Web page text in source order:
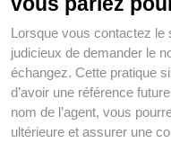
Lorsque vous contactez le
judicieux de demander le
échangez. Cette pratique
d’avoir une référence
nom de l’agent, vous
ultérieure et assurer une